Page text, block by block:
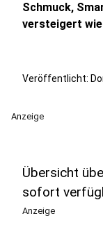
Schmuck,
versteigert
Veröffentlicht:
Anzeige
Übersicht
sofort
Anzeige